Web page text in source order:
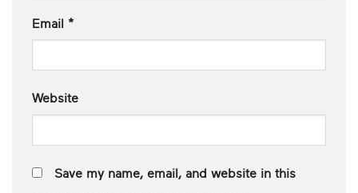
Email *
Website
Save my name, email, and website in this